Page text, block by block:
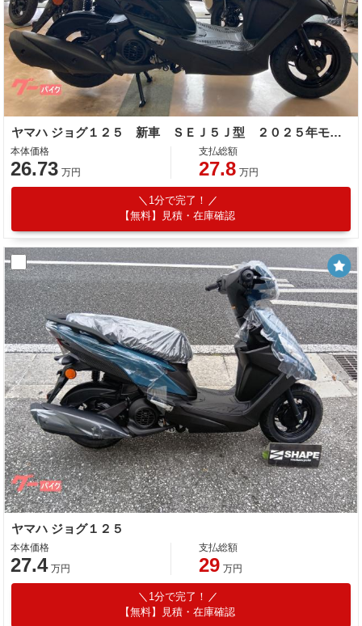
ヤマハ ジョグ１２５ 新車 ＳＥＪ５Ｊ型 ２０２５年モデル ブルーコアエンジン
本体価格
26.73 万円
支払総額
27.8 万円
1分で完了！
【無料】見積・在庫確認
ヤマハ ジョグ１２５
本体価格
27.4 万円
支払総額
29 万円
1分で完了！
【無料】見積・在庫確認